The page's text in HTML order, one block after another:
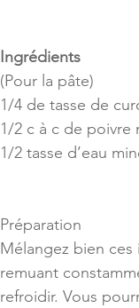
Ingrédients
(Pour la pâte)
1/4 de tasse de
1/2 c à c de poivre
1/2 tasse d’eau
Préparation
Mélangez bien
remuant
refroidir. Vous